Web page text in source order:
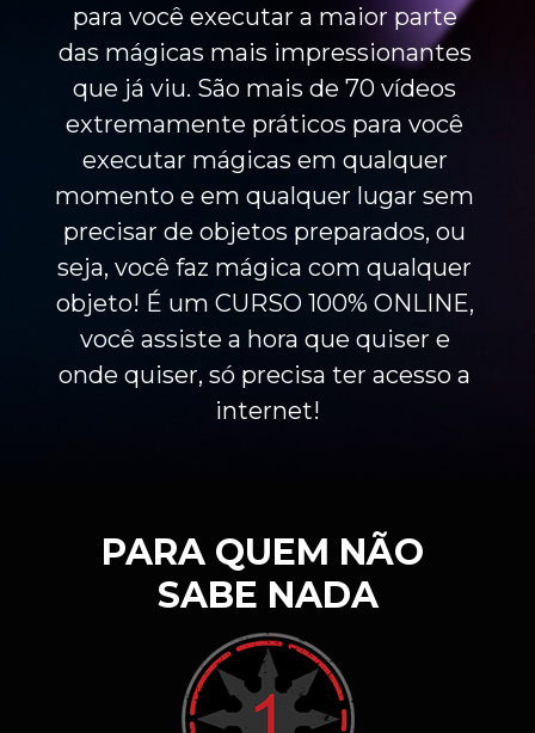
para você executar a maior parte
das mágicas mais impressionantes
que já viu. São mais de 70 vídeos
extremamente práticos para você
executar mágicas em qualquer
momento e em qualquer lugar sem
precisar de objetos preparados, ou
seja, você faz mágica com qualquer
objeto! É um CURSO 100% ONLINE,
você assiste a hora que quiser e
onde quiser, só precisa ter acesso a
internet!
PARA QUEM NÃO
SABE NADA